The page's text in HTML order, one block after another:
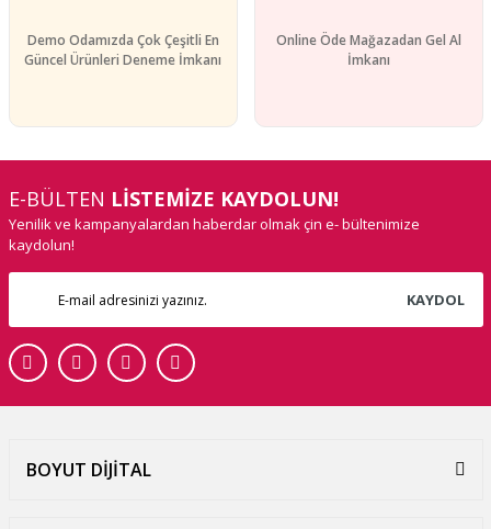
Demo Odamızda Çok Çeşitli En
Güncel Ürünleri Deneme İmkanı
Online Öde Mağazadan Gel Al
İmkanı
E-BÜLTEN LİSTEMİZE KAYDOLUN!
Yenilik ve kampanyalardan haberdar olmak çin e- bültenimize
kaydolun!
KAYDOL
BOYUT DİJİTAL